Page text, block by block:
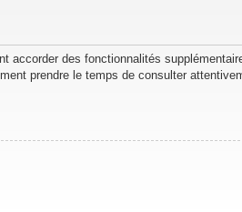
accorder des fonctionnalités
prendre le temps de consulter